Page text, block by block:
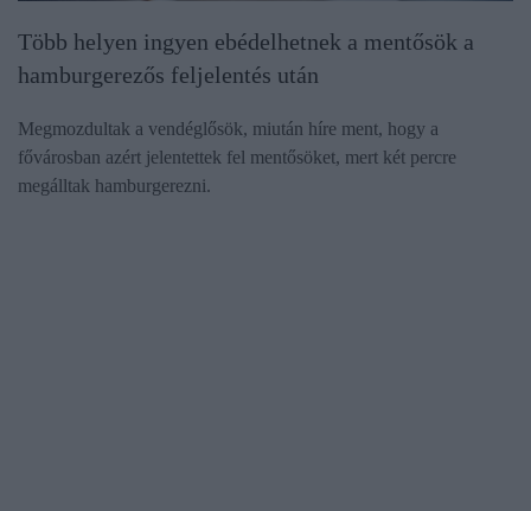
Több helyen ingyen ebédelhetnek a mentősök a
hamburgerezős feljelentés után
Megmozdultak a vendéglősök, miután híre ment, hogy a
fővárosban azért jelentettek fel mentősöket, mert két percre
megálltak hamburgerezni.